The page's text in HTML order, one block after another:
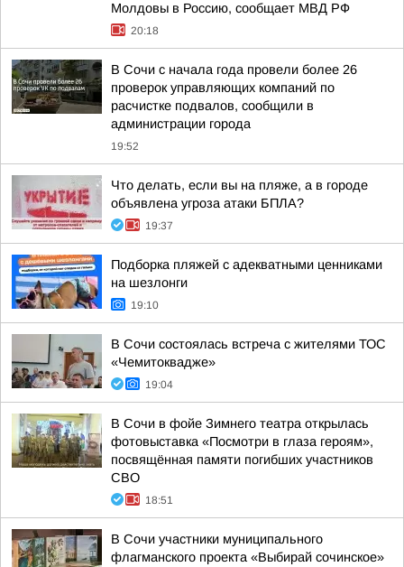
Молдовы в Россию, сообщает МВД РФ
20:18
В Сочи с начала года провели более 26
проверок управляющих компаний по
расчистке подвалов, сообщили в
администрации города
19:52
Что делать, если вы на пляже, а в городе
объявлена угроза атаки БПЛА?
19:37
Подборка пляжей с адекватными ценниками
на шезлонги
19:10
В Сочи состоялась встреча с жителями ТОС
«Чемитоквадже»
19:04
В Сочи в фойе Зимнего театра открылась
фотовыставка «Посмотри в глаза героям»,
посвящённая памяти погибших участников
СВО
18:51
В Сочи участники муниципального
флагманского проекта «Выбирай сочинское»